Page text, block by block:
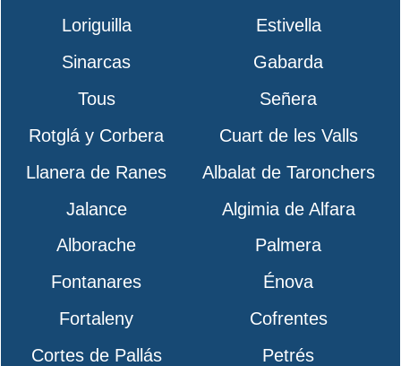
Loriguilla
Estivella
Sinarcas
Gabarda
Tous
Señera
Rotglá y Corbera
Cuart de les Valls
Llanera de Ranes
Albalat de Taronchers
Jalance
Algimia de Alfara
Alborache
Palmera
Fontanares
Énova
Fortaleny
Cofrentes
Cortes de Pallás
Petrés